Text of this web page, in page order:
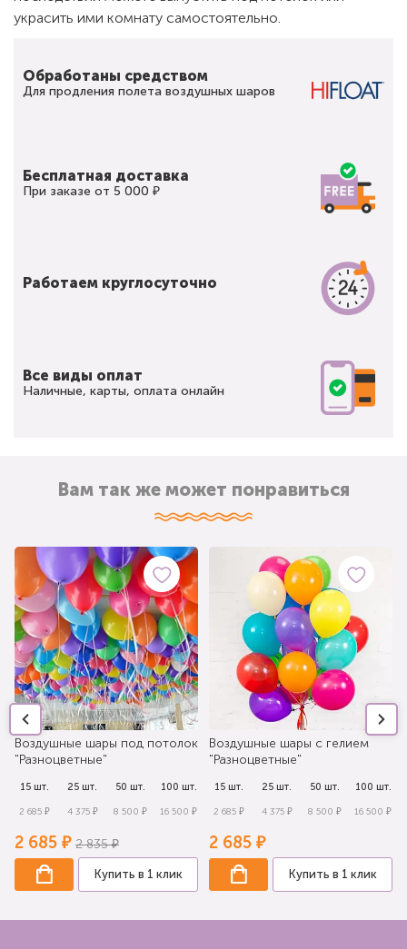
украсить ими комнату самостоятельно.
Обработаны средством
Для продления полета воздушных шаров
Бесплатная доставка
При заказе от 5 000 ₽
Работаем круглосуточно
Все виды оплат
Наличные, карты, оплата онлайн
Вам так же может понравиться
Воздушные шары под потолок
"Разноцветные"
15 шт.
2 685 ₽
25 шт.
4 375 ₽
50 шт.
8 500 ₽
100 шт.
16 500 ₽
2 685 ₽ 2 835 ₽
Купить в 1 клик
Воздушные шары с гелием
"Разноцветные"
15 шт.
2 685 ₽
25 шт.
4 375 ₽
50 шт.
8 500 ₽
100 шт.
16 500 ₽
2 685 ₽
Купить в 1 клик